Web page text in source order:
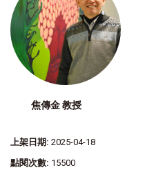
焦傳金 教授
上架日期: 2025-04-18
點閱次數: 15500